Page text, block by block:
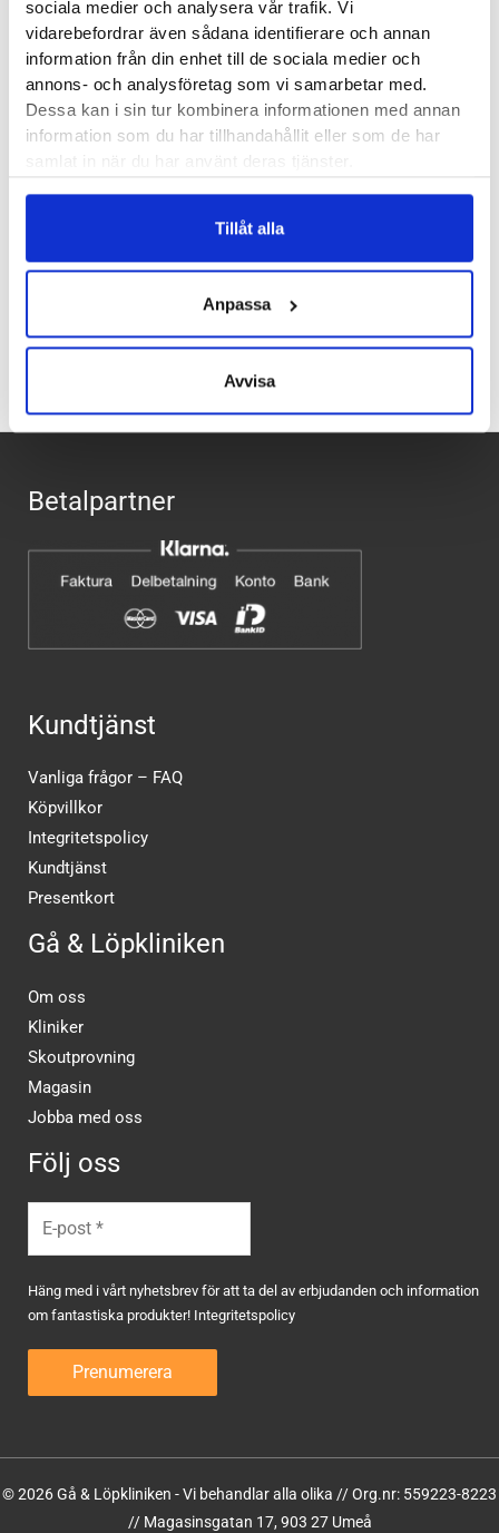
sociala medier och analysera vår trafik. Vi
vidarebefordrar även sådana identifierare och annan
information från din enhet till de sociala medier och
annons- och analysföretag som vi samarbetar med.
Dessa kan i sin tur kombinera informationen med annan
information som du har tillhandahållit eller som de har
samlat in när du har använt deras tjänster.
Tillåt alla
Anpassa
Avvisa
Stabilitet:Pronation
Vikt:303 g
Höjd:Häl 38 mm – Framfot 28 mm
Häl-tå dropp:10 mm
Stockholm Storgatan
Betalpartner
Kundtjänst
Vanliga frågor – FAQ
Köpvillkor
Integritetspolicy
Kundtjänst
Presentkort
Gå & Löpkliniken
Om oss
Kliniker
Skoutprovning
Magasin
Jobba med oss
Följ oss
Häng med i vårt nyhetsbrev för att ta del av erbjudanden och information
om fantastiska produkter! Integritetspolicy
© 2026 Gå & Löpkliniken - Vi behandlar alla olika // Org.nr: 559223-8223
// Magasinsgatan 17, 903 27 Umeå